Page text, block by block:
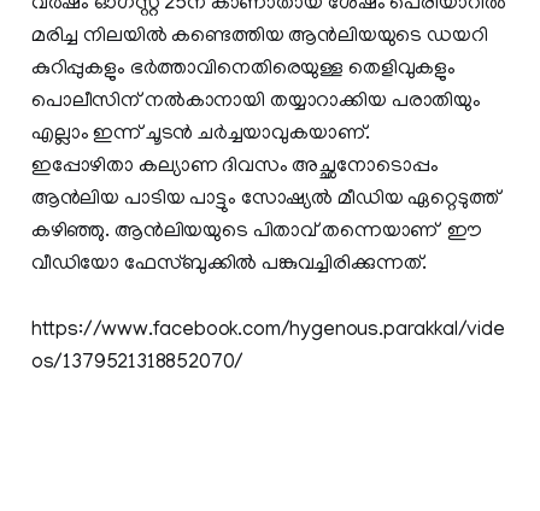
വര്‍ഷം ഓഗസ്റ്റ് 25ന് കാണാതായ ശേഷം പെരിയാറില്‍
മരിച്ച നിലയില്‍ കണ്ടെത്തിയ ആന്‍ലിയയുടെ ഡയറി
കുറിപ്പുകളും ഭർത്താവിനെതിരെയുള്ള തെളിവുകളും
പൊലീസിന് നല്‍കാനായി തയ്യാറാക്കിയ പരാതിയും
എല്ലാം ഇന്ന് ചൂടൻ ചര്‍ച്ചയാവുകയാണ്.
ഇപ്പോഴിതാ കല്യാണ ദിവസം അച്ഛനോടൊപ്പം
ആൻലിയ പാടിയ പാട്ടും സോഷ്യൽ മീഡിയ ഏറ്റെടുത്ത്
കഴിഞ്ഞു. ആന്‍ലിയയുടെ പിതാവ് തന്നെയാണ് ഈ
വീഡിയോ ഫേസ്ബുക്കില്‍ പങ്കുവച്ചിരിക്കുന്നത്.
https://www.facebook.com/hygenous.parakkal/vide
os/1379521318852070/